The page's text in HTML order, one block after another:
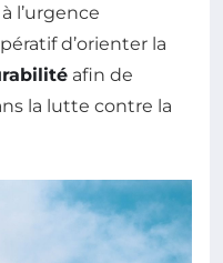
l’urgence
d’orienter la
afin de
la lutte contre la